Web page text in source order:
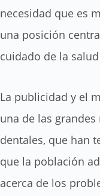
necesidad que es
una posición
cuidado de la
La publicidad y el
una de las
dentales, que han
que la población
acerca de los